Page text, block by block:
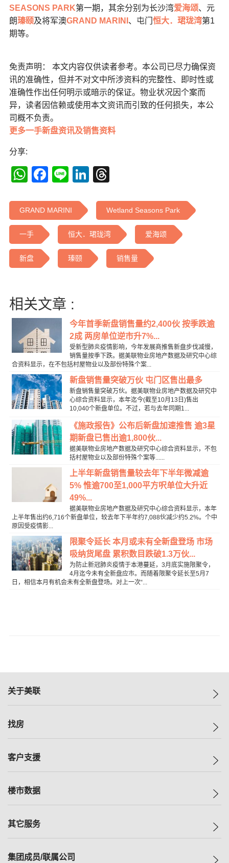
SEASONS PARK第一期，其余分别为长沙湾爱海颂、元
朗瑧颐及将军澳GRAND MARINI 、屯门 恒大．珺珑湾第1
期等。
免责声明： 本文内容仅供读者参考。本公司已尽力确保资
讯的准确性，但并不对文中所涉资料的完整性、即时性或
准确性作出任何明示或暗示的保证。物业状况因个案而
异，读者因信赖或使用本文资讯而引致的任何损失，本公
司概不负责。
更多一手新盘资讯及销售资料
分享:
WhatsApp
Facebook
LineLinkedIn
Threads
GRAND MARINI Wetland Seasons Park
一手 恒大．珺珑湾 爱海颂
新盘 瑧颐 销售量
相关文章 :
今年首季新盘销售量约2,400伙 按季跌逾
2成 两房单位逆市升7%...
受新型肺炎疫情影响，今年发展商推售新盘步伐减慢，
销售量按季下跌。据美联物业房地产数据及研究中心综
合资料显示，在不包括村屋物业以及部份特殊个案...
新盘销售量突破万伙 屯门区售出最多
新盘销售量突破万伙。据美联物业房地产数据及研究中
心综合资料显示，本年迄今(截至10月13日)售出
10,040个新盘单位。不过，若与去年同期1...
《施政报告》公布后新盘加速推售 逾3星
期新盘已售出逾1,800伙...
据美联物业房地产数据及研究中心综合资料显示，不包
括村屋物业以及部份特殊个案等......
上半年新盘销售量较去年下半年微减逾
5% 惟逾700至1,000平方呎单位大升近
49%...
据美联物业房地产数据及研究中心综合资料显示，本年
上半年售出约6,716个新盘单位，较去年下半年约7,088伙减少约5.2%。个中
原因受疫情影...
限聚令延长 本月或未有全新盘登场 市场
吸纳货尾盘 累积数目跌破1.3万伙...
为防止新冠肺炎疫情于本港蔓延，3月底实施限聚令，
4月迄今未有全新盘应市。而随着限聚令延长至5月7
日，相信本月有机会未有全新盘登场。对上一次“...
关于美联
美联集团
人才招募
找房
一手新房
减价
美联豪宅
独家楼盘
租房
客户支援
自助放盘
查询热线
按揭计算机
楼市数据
指数
其它服务
小区专页
集团成员/联属公司